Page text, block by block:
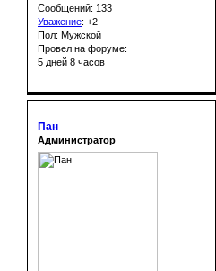
Сообщений: 133
Уважение: +2
Пол: Мужской
Провел на форуме:
5 дней 8 часов
Пан
Администратор